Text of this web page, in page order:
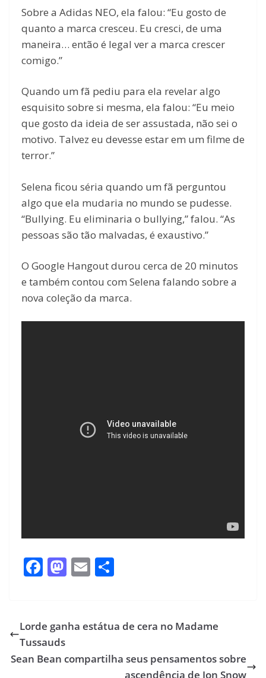
Sobre a Adidas NEO, ela falou: “Eu gosto de
quanto a marca cresceu. Eu cresci, de uma
maneira… então é legal ver a marca crescer
comigo.”
Quando um fã pediu para ela revelar algo
esquisito sobre si mesma, ela falou: “Eu meio
que gosto da ideia de ser assustada, não sei o
motivo. Talvez eu devesse estar em um filme de
terror.”
Selena ficou séria quando um fã perguntou
algo que ela mudaria no mundo se pudesse.
“Bullying. Eu eliminaria o bullying,” falou. “As
pessoas são tão malvadas, é exaustivo.”
O Google Hangout durou cerca de 20 minutos
e também contou com Selena falando sobre a
nova coleção da marca.
F
b
o
o
M
d
n
E
l e
Lorde ganha estátua de cera no Madame
Tussauds
Sean Bean compartilha seus pensamentos sobre
ascendência de Jon Snow